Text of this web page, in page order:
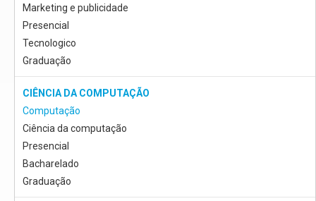
Marketing e publicidade
Presencial
Tecnologico
Graduação
CIÊNCIA DA COMPUTAÇÃO
Computação
Ciência da computação
Presencial
Bacharelado
Graduação